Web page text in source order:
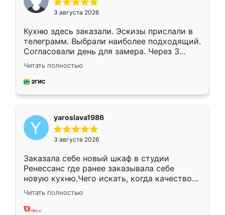
3 августа 2026
Кухню здесь заказали. Эскизы прислали в
телеграмм. Выбрали наиболее подходящий.
Согласовали день для замера. Через 3
недели кухня была уже готова. Остались
довольны работой. Спасибо Ренессанс
мебель за качественную работу!
Читать полностью
yaroslava1986
3 августа 2026
Заказала себе новый шкаф в студии
Ренессанс где ранее заказывала себе
новую кухню.Чего искать, когда качеством
вполне довольна. Служит кухня уже почти
два года, нареканий нет.
Читать полностью